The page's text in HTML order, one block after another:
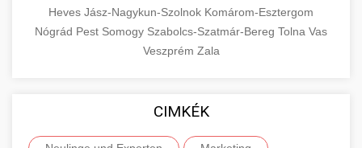
Heves Jász-Nagykun-Szolnok Komárom-Esztergom
Nógrád Pest Somogy Szabolcs-Szatmár-Bereg Tolna Vas
Veszprém Zala
CIMKÉK